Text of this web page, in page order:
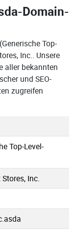
Domain-
Top-
Inc.. Unsere
aller bekannten
und SEO-
zugreifen
Top-Level-
Inc.